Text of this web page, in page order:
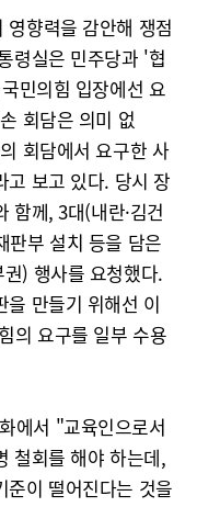
향력을 감안해 쟁점
령실은 민주당과 '협
민의힘 입장에선 요
회담은 의미 없
회담에서 요구한 사
보고 있다. 당시 장
함께, 3대(내란·김건
판부 설치 등을 담은
) 행사를 요청했다.
을 만들기 위해선 이
의 요구를 일부 수용
에서 "교육인으로서
철회를 해야 하는데,
준이 떨어진다는 것을